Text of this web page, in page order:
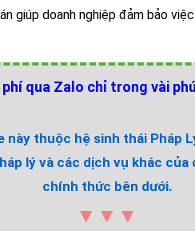
giúp doanh nghiệp đảm bảo
qua Zalo chỉ trong vài
này thuộc hệ sinh thái Pháp
lý và các dịch vụ khác
chính thức bên dưới.
▼▼▼